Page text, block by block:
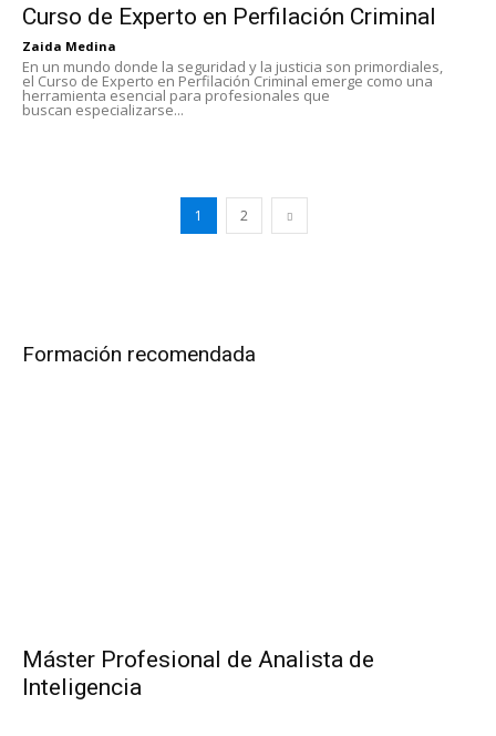
Curso de Experto en Perfilación Criminal
Zaida Medina
En un mundo donde la seguridad y la justicia son primordiales,
el Curso de Experto en Perfilación Criminal emerge como una
herramienta esencial para profesionales que
buscan especializarse...
1 2
Formación recomendada
Máster Profesional de Analista de
Inteligencia